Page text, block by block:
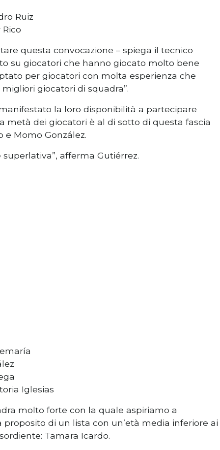
Ruiz
questa convocazione – spiega il tecnico
su giocatori che hanno giocato molto bene
per giocatori con molta esperienza che
giocatori di squadra”.
la loro disponibilità a partecipare
metà dei giocatori è al di sotto di questa fascia
e Momo González.
afferma Gutiérrez.
Iglesias
molto forte con la quale aspiriamo a
di un lista con un’età media inferiore ai
Tamara Icardo.